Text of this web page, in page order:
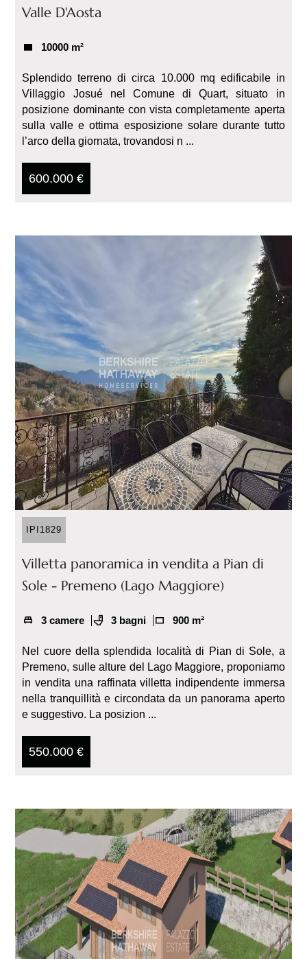
Valle D'Aosta
10000 m²
Splendido terreno di circa 10.000 mq edificabile in
Villaggio Josué nel Comune di Quart, situato in
posizione dominante con vista completamente aperta
sulla valle e ottima esposizione solare durante tutto
l’arco della giornata, trovandosi n ...
600.000 €
IPI1829
Villetta panoramica in vendita a Pian di
Sole - Premeno (Lago Maggiore)
3 camere 3 bagni 900 m²
Nel cuore della splendida località di Pian di Sole, a
Premeno, sulle alture del Lago Maggiore, proponiamo
in vendita una raffinata villetta indipendente immersa
nella tranquillità e circondata da un panorama aperto
e suggestivo. La posizion ...
550.000 €